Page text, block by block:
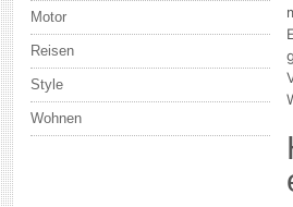
Motor
Reisen
Style
Wohnen